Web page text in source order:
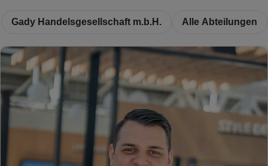
Gady Handelsgesellschaft m.b.H. Alle Abteilungen